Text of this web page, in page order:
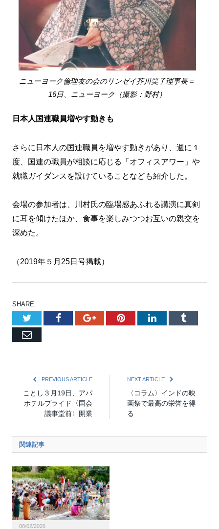
ニューヨーク倫理友の会のリンゼイ芥川笑子理事長＝
16日、ニューヨーク（撮影：野村）
日本人国連職員増やす動きも
さらに日本人の国連職員を増やす動きがあり、週に１
度、国連の職員が相談に応じる「オフィスアワー」や
就職ガイダンスを設けていることなども紹介した。
会場の参加者は、川村氏の臨場感あふれる講演に真剣
に耳を傾けたほか、食事を楽しみつつお互いの親交を
深めた。
（2019年５月25日号掲載）
SHARE.
TwitterFacebookGoogle+PinterestLinkedInTumblr
Email
PREVIOUS ARTICLE
ことし３月19日、アパ
ホテルプライド〈国会
議事堂前〉開業
NEXT ARTICLE
〈コラム〉インドの映
画祭で最高の栄誉を得
る
関連記事
08/02/2026